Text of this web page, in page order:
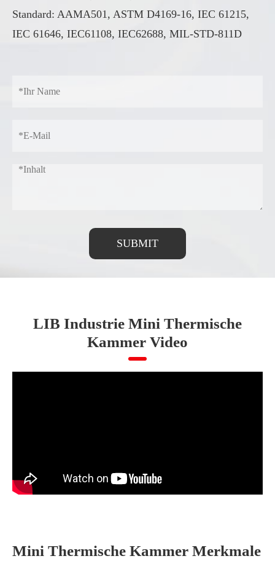
Standard: AAMA501, ASTM D4169-16, IEC 61215,
IEC 61646, IEC61108, IEC62688, MIL-STD-811D
SUBMIT
LIB Industrie Mini Thermische
Kammer Video
Mini Thermische Kammer Merkmale